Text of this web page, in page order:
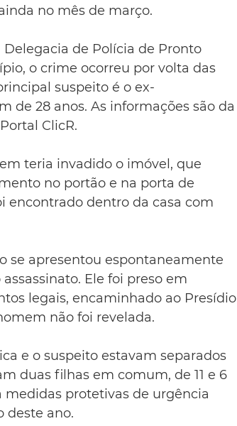
no mês de março.
de Polícia de Pronto
o crime ocorreu por volta das
suspeito é o ex-
de 28 anos. As informações são da
ClicR.
teria invadido o imóvel, que
no portão e na porta de
encontrado dentro da casa com
se apresentou espontaneamente
Ele foi preso em
legais, encaminhado ao Presídio
não foi revelada.
e o suspeito estavam separados
duas filhas em comum, de 11 e 6
protetivas de urgência
deste ano.